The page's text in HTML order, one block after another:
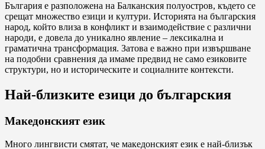
България е разположена на Балканския полуостров, където се
срещат множество езици и култури. Историята на българския
народ, който влиза в конфликт и взаимодействие с различни
народи, е довела до уникално явление – лексикална и
граматична трансформация. Затова е важно при извършване
на подобни сравнения да имаме предвид не само езиковите
структури, но и историческите и социалните контексти.
Най-близките езици до българския
Македонският език
Много лингвисти смятат, че македонският език е най-близък